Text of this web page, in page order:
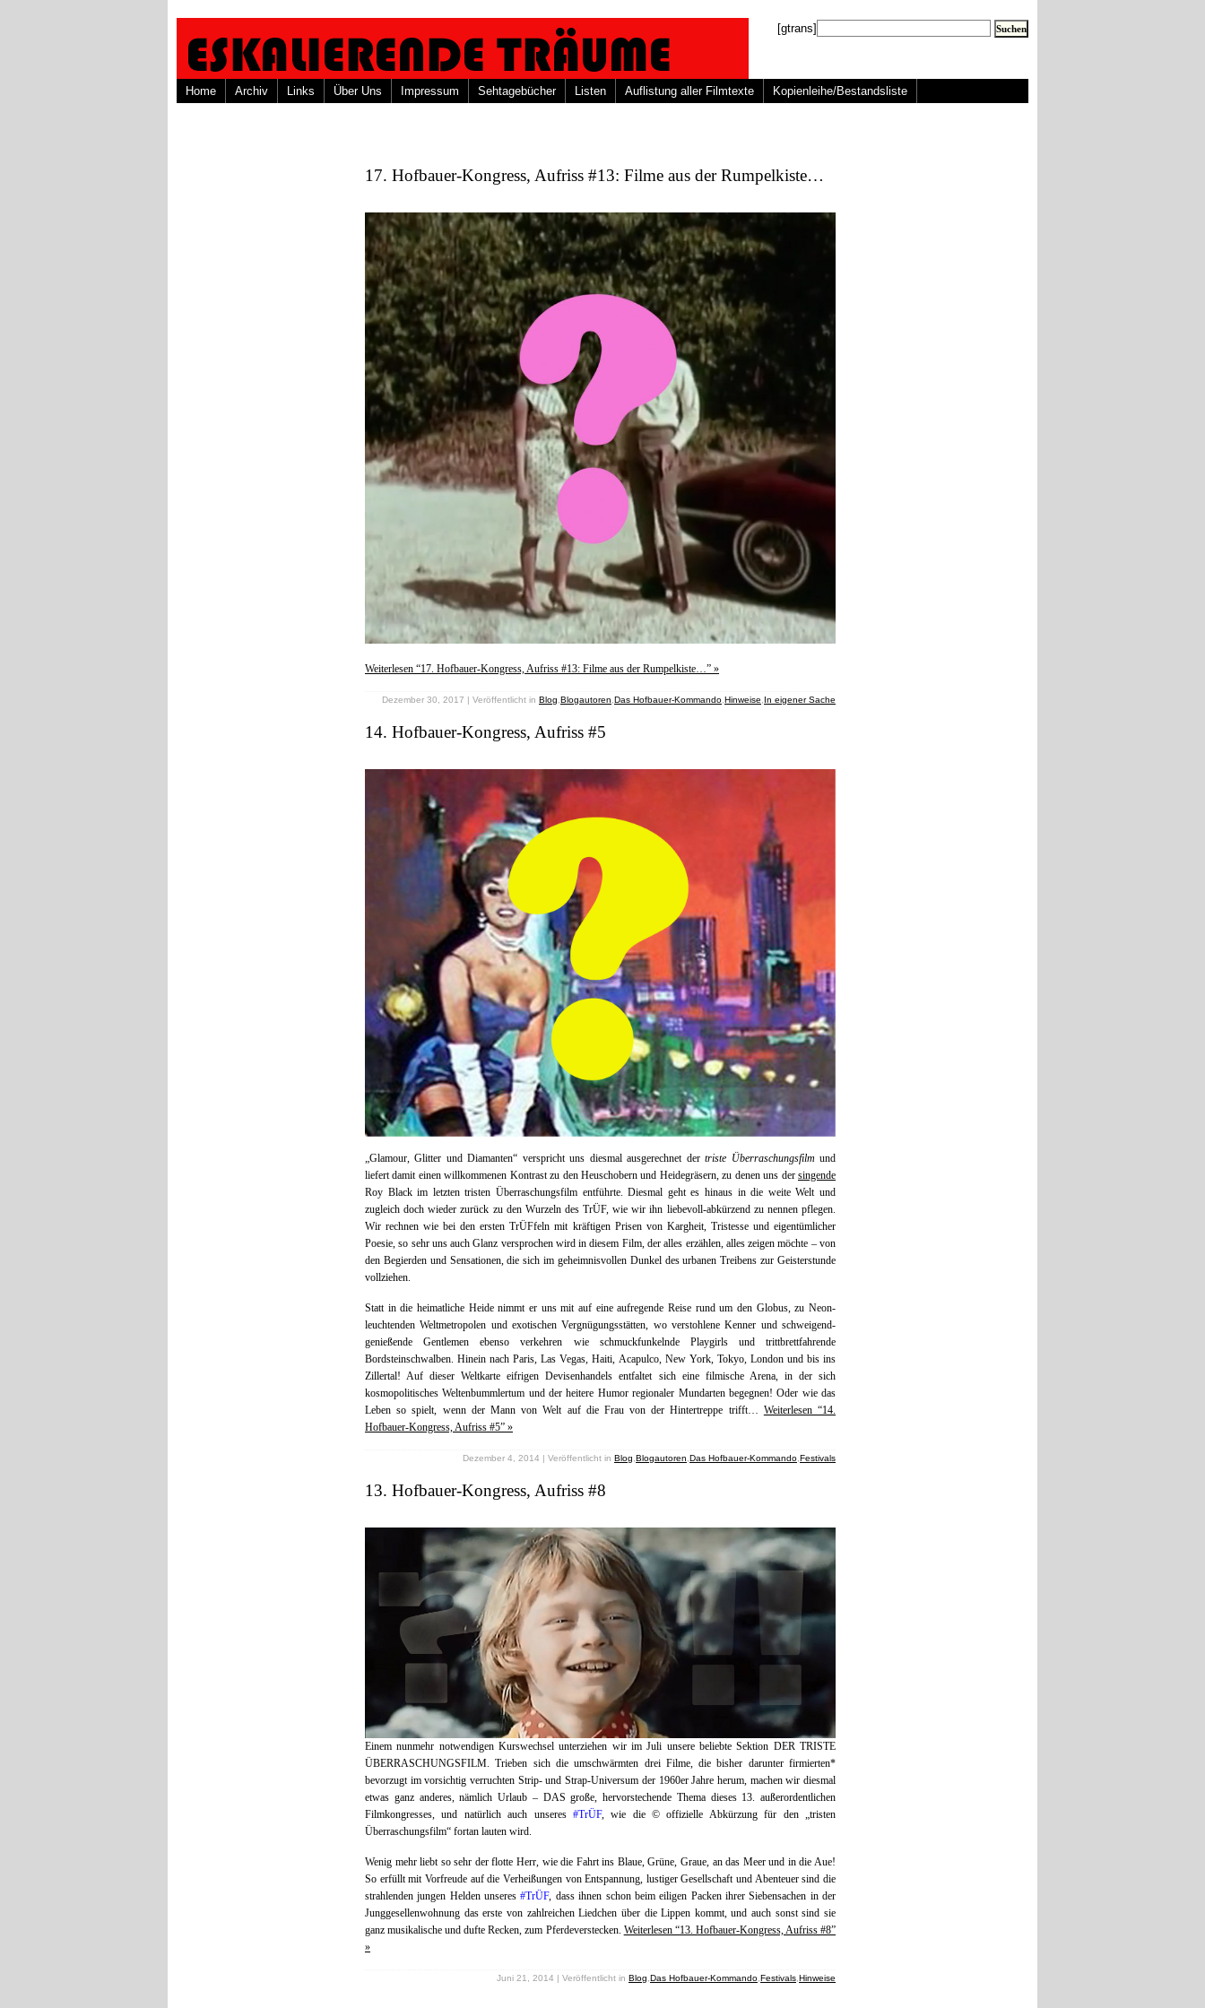
[gtrans]
Home Archiv Links Über Uns Impressum Sehtagebücher Listen Auflistung aller Filmtexte Kopienleihe/Bestandsliste
17. Hofbauer-Kongress, Aufriss #13: Filme aus der Rumpelkiste…
Weiterlesen “17. Hofbauer-Kongress, Aufriss #13: Filme aus der Rumpelkiste…” »
Dezember 30, 2017 | Veröffentlicht in Blog Blogautoren Das Hofbauer-Kommando Hinweise In eigener Sache
14. Hofbauer-Kongress, Aufriss #5
„Glamour, Glitter und Diamanten“ verspricht uns diesmal ausgerechnet dertriste Überraschungsfilm und
liefert damit einen willkommenen Kontrast zu den Heuschobern und Heidegräsern, zu denen uns der singende
Roy Black im letzten tristen Überraschungsfilm entführte. Diesmal geht es hinaus in die weite Welt und
zugleich doch wieder zurück zu den Wurzeln des TrÜF, wie wir ihn liebevoll-abkürzend zu nennen pflegen.
Wir rechnen wie bei den ersten TrÜFfeln mit kräftigen Prisen von Kargheit, Tristesse und eigentümlicher
Poesie, so sehr uns auch Glanz versprochen wird in diesem Film, der alles erzählen, alles zeigen möchte – von
den Begierden und Sensationen, die sich im geheimnisvollen Dunkel des urbanen Treibens zur Geisterstunde
vollziehen.
Statt in die heimatliche Heide nimmt er uns mit auf eine aufregende Reise rund um den Globus, zu Neon-
leuchtenden Weltmetropolen und exotischen Vergnügungsstätten, wo verstohlene Kenner und schweigend-
genießende Gentlemen ebenso verkehren wie schmuckfunkelnde Playgirls und trittbrettfahrende
Bordsteinschwalben. Hinein nach Paris, Las Vegas, Haiti, Acapulco, New York, Tokyo, London und bis ins
Zillertal! Auf dieser Weltkarte eifrigen Devisenhandels entfaltet sich eine filmische Arena, in der sich
kosmopolitisches Weltenbummlertum und der heitere Humor regionaler Mundarten begegnen! Oder wie das
Leben so spielt, wenn der Mann von Welt auf die Frau von der Hintertreppe trifft… Weiterlesen “14.
Hofbauer-Kongress, Aufriss #5” »
Dezember 4, 2014 | Veröffentlicht in Blog Blogautoren Das Hofbauer-Kommando Festivals
13. Hofbauer-Kongress, Aufriss #8
Einem nunmehr notwendigen Kurswechsel unterziehen wir im Juli unsere beliebte Sektion DER TRISTE
ÜBERRASCHUNGSFILM. Trieben sich die umschwärmten drei Filme, die bisher darunter firmierten*
bevorzugt im vorsichtig verruchten Strip- und Strap-Universum der 1960er Jahre herum, machen wir diesmal
etwas ganz anderes, nämlich Urlaub – DAS große, hervorstechende Thema dieses 13. außerordentlichen
Filmkongresses, und natürlich auch unseres ‪ #‎TrÜF‬, wie die © offizielle Abkürzung für den „tristen
Überraschungsfilm“ fortan lauten wird.
Wenig mehr liebt so sehr der flotte Herr, wie die Fahrt ins Blaue, Grüne, Graue, an das Meer und in die Aue!
So erfüllt mit Vorfreude auf die Verheißungen von Entspannung, lustiger Gesellschaft und Abenteuer sind die
strahlenden jungen Helden unseres#TrÜF, dass ihnen schon beim eiligen Packen ihrer Siebensachen in der
Junggesellenwohnung das erste von zahlreichen Liedchen über die Lippen kommt, und auch sonst sind sie
ganz musikalische und dufte Recken, zum Pferdeverstecken. Weiterlesen “13. Hofbauer-Kongress, Aufriss #8”
»
Juni 21, 2014 | Veröffentlicht in Blog Das Hofbauer-Kommando Festivals Hinweise